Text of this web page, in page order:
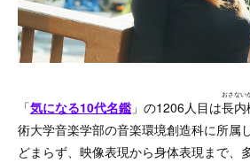
「気になる10代名鑑 」の1206人目は長内
おさない
術大学音楽学部の音楽環境創造科に所属
どまらず、映像表現から身体表現まで、